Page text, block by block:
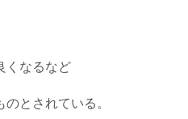
くなるなど
とされている。